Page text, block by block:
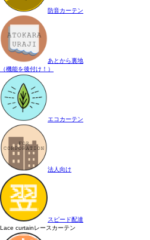
防音カーテン
あとから裏地
（機能を後付け！）
エコカーテン
法人向け
スピード配達
Lace curtainレースカーテン